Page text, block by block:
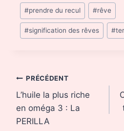
#prendre du recul #rêve
#signification des rêves #
Navigation
de
l’article
PRÉCÉDENT
L’huile la plus riche
en oméga 3 : La
PERILLA